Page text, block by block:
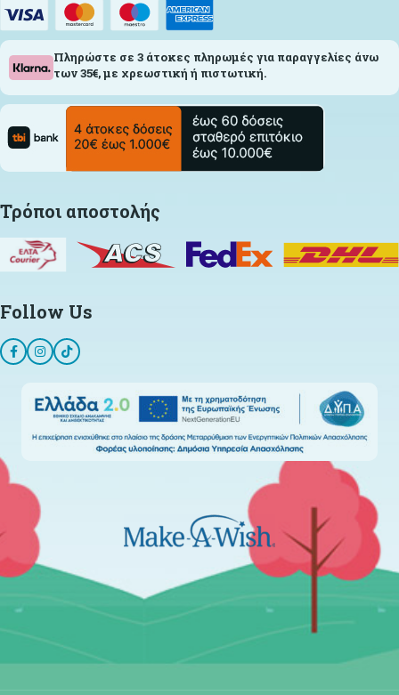
Πληρώστε σε 3 άτοκες πληρωμές για παραγγελίες άνω
των 35€, με χρεωστική ή πιστωτική.
Τρόποι αποστολής
Follow Us